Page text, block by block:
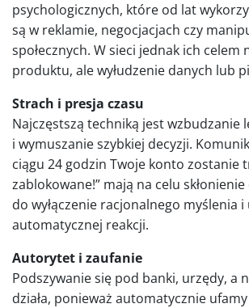
psychologicznych, które od lat
są w reklamie, negocjacjach czy
społecznych. W sieci jednak ich celem
produktu, ale wyłudzenie danych lub
Strach i presja czasu
Najczęstszą techniką jest wzbudzanie
i wymuszanie szybkiej decyzji.
ciągu 24 godzin Twoje konto zostanie
zablokowane!” mają na celu skłonienie
do wyłączenie racjonalnego myślenia
automatycznej reakcji.
Autorytet i zaufanie
Podszywanie się pod banki, urzędy, a
działa, ponieważ automatycznie ufamy